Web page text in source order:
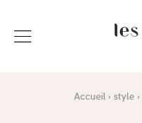
Accueil style